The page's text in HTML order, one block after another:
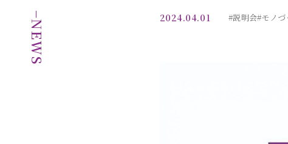
−NEWS 2024.04.01 #説明会#モノづ